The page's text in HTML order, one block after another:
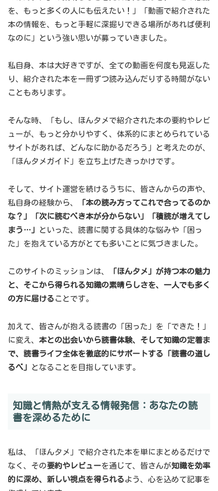
を、もっと多くの人にも伝えたい！」「動画で紹介された
本の情報を、もっと手軽に深掘りできる場所があれば便利
なのに」という強い思いが募っていきました。
私自身、本は大好きですが、全ての動画を何度も見返した
り、紹介された本を一冊ずつ読み込んだりする時間がない
こともあります。
そんな時、「もし、ほんタメで紹介された本の要約やレビ
ューが、もっと分かりやすく、体系的にまとめられている
サイトがあれば、どんなに助かるだろう」と考えたのが、
「ほんタメガイド」を立ち上げたきっかけです。
そして、サイト運営を続けるうちに、皆さんからの声や、
私自身の経験から、
「本の読み方ってこれで合ってるのか
な？」「次に読むべき本が分からない」「積読が増えてし
まう…」
といった、読書に関する具体的な悩みや「困っ
た」を抱えている方がとても多いことに気づきました。
このサイトのミッションは、
「ほんタメ」が持つ本の魅力
と、そこから得られる知識の素晴らしさを、一人でも多く
の方に届ける ことです。
加えて、皆さんが抱える読書の「困った」を「できた！」
に変え、 本との出会いから読書体験、そして知識の定着ま
で、読書ライフ全体を徹底的にサポートする「読書の道し
るべ」
となることを目指しています。
知識と情熱が支える情報発信：あなたの読
書を深めるために
私は、「ほんタメ」で紹介された本を単にまとめるだけで
なく、その要約やレビューを通じて、皆さんが知識を効率
的に深め、新しい視点を得られるよう、心を込めて記事を